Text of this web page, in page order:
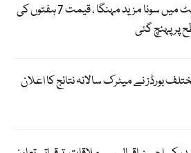
عالمی مارکیٹ میں سونا مزید مہنگا ، قیمت 7 ہفتوں کی
پر پہنچ گئی
بورڈز نے میٹرک سالانہ نتائج کا اعلان